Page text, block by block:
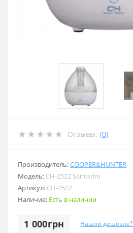
Отзывы: (0)
Производитель:COOPER&HUNTER
Модель: CH-2522 Santorini
Артикул: CH-2522
Наличие: Есть в наличии
1 000грн Нашли дешевле?